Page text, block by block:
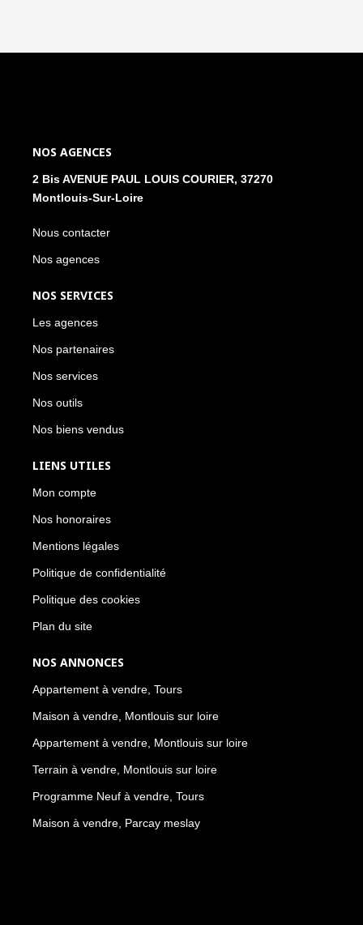
NOS AGENCES
2 Bis AVENUE PAUL LOUIS COURIER, 37270
Montlouis-Sur-Loire
Nous contacter
Nos agences
NOS SERVICES
Les agences
Nos partenaires
Nos services
Nos outils
Nos biens vendus
LIENS UTILES
Mon compte
Nos honoraires
Mentions légales
Politique de confidentialité
Politique des cookies
Plan du site
NOS ANNONCES
Appartement à vendre, Tours
Maison à vendre, Montlouis sur loire
Appartement à vendre, Montlouis sur loire
Terrain à vendre, Montlouis sur loire
Programme Neuf à vendre, Tours
Maison à vendre, Parcay meslay